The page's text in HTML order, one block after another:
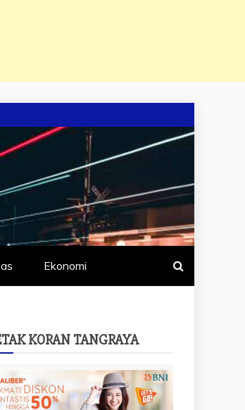
Ekonomi
KORAN TANGRAYA